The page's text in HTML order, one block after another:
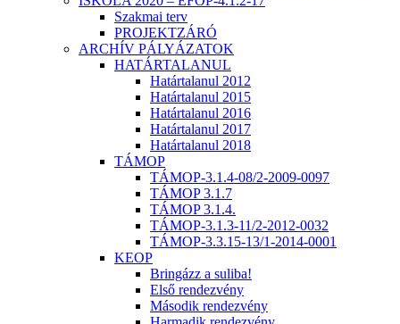
Szakmai terv
PROJEKTZÁRÓ
ARCHÍV PÁLYÁZATOK
HATÁRTALANUL
Határtalanul 2012
Határtalanul 2015
Határtalanul 2016
Határtalanul 2017
Határtalanul 2018
TÁMOP
TÁMOP-3.1.4-08/2-2009-0097
TÁMOP 3.1.7
TÁMOP 3.1.4.
TÁMOP-3.1.3-11/2-2012-0032
TÁMOP-3.3.15-13/1-2014-0001
KEOP
Bringázz a suliba!
Első rendezvény
Második rendezvény